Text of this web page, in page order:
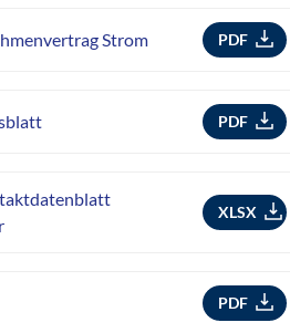
Strom PDF
PDF
XLSX
PDF